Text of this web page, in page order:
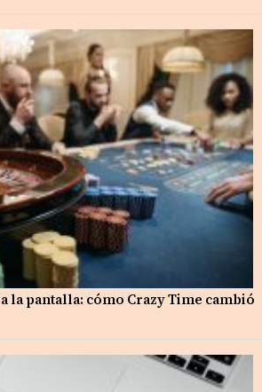
la pantalla: cómo Crazy Time cambió